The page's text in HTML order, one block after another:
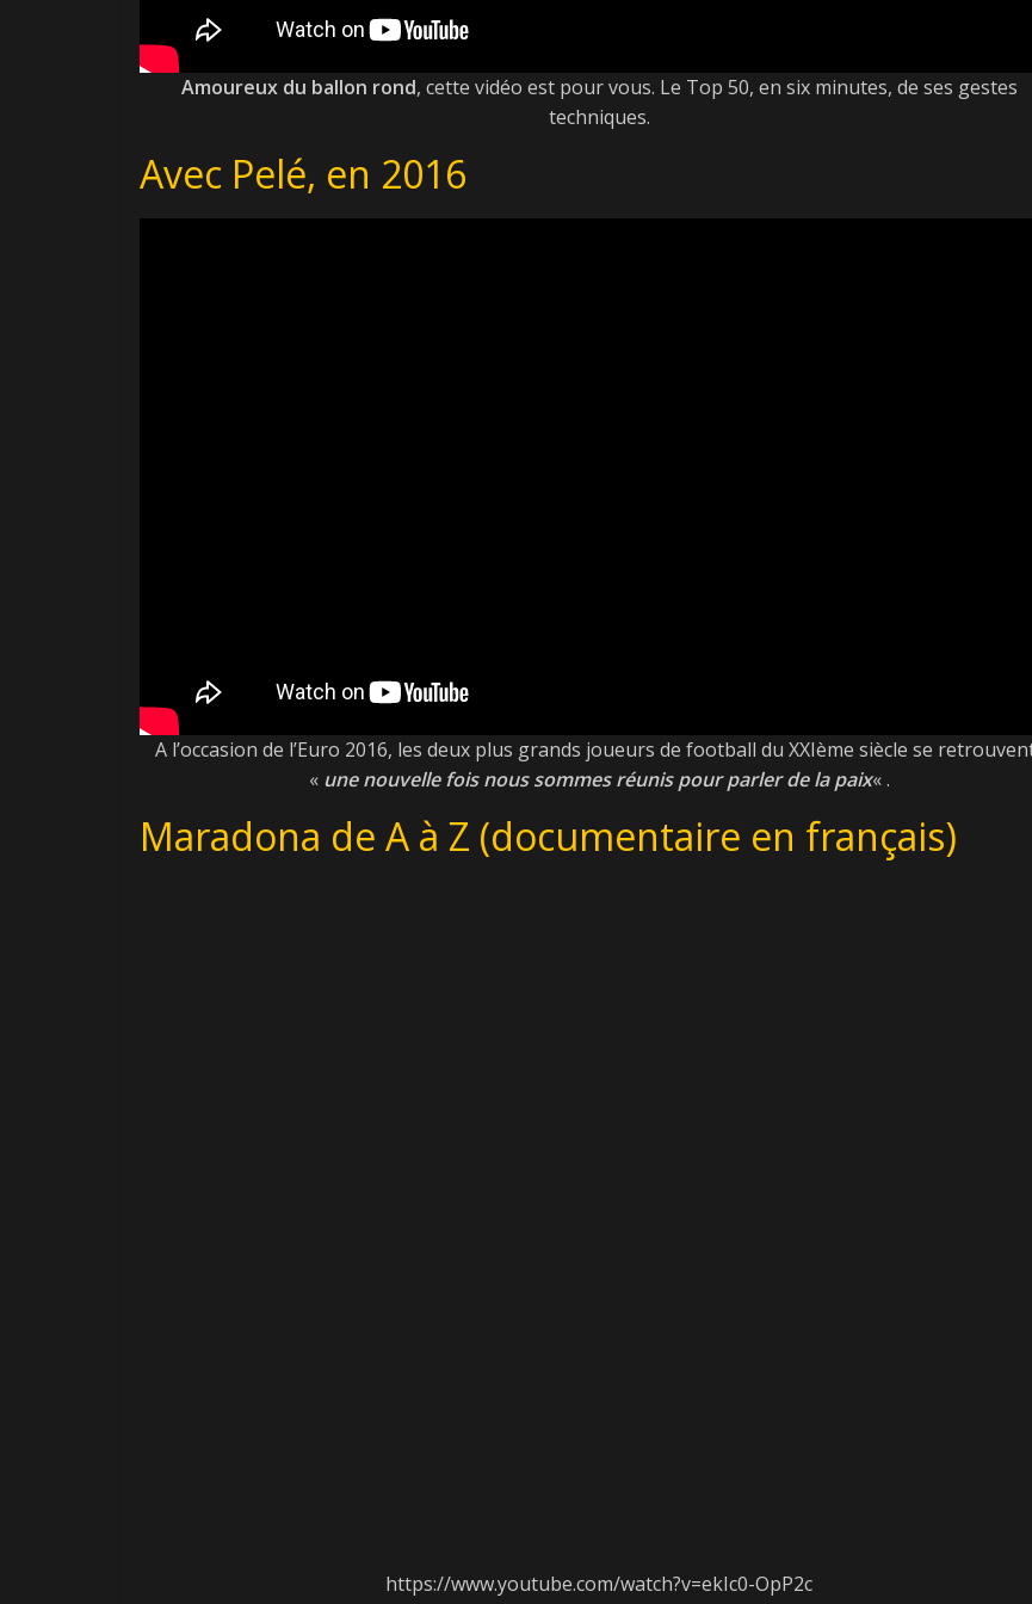
Amoureux du ballon rond, cette vidéo est pour vous. Le Top 50, en six minutes, de ses gestes
techniques.
Avec Pelé, en 2016
A l’occasion de l’Euro 2016, les deux plus grands joueurs de football du XXIème siècle se
« une nouvelle fois nous sommes réunis pour parler de la paix« .
Maradona de A à Z (documentaire en français)
https://www.youtube.com/watch?v=ekIc0-OpP2c